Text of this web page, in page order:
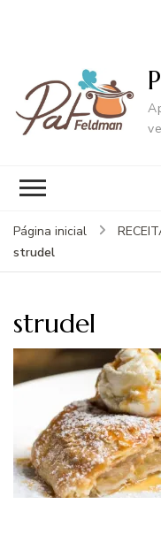
Página inicial
strudel
strudel